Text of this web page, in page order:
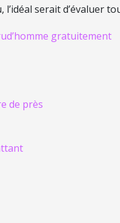
serait d’évaluer
gratuitement
de près